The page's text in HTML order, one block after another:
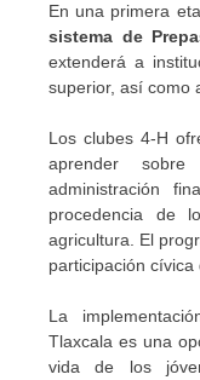
En una primera
sistema de
extenderá a
superior, así como
Los clubes 4-H
aprender
administración
procedencia de
agricultura. El
participación cívica
La
Tlaxcala es una
vida de los